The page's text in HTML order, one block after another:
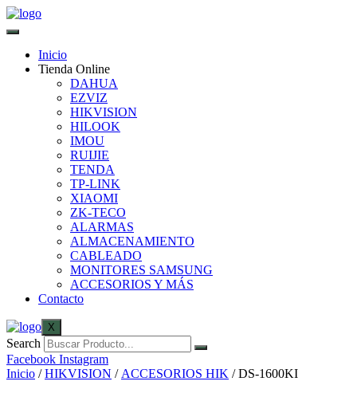
Inicio
Tienda Online
DAHUA
EZVIZ
HIKVISION
HILOOK
IMOU
RUIJIE
TENDA
TP-LINK
XIAOMI
ZK-TECO
ALARMAS
ALMACENAMIENTO
CABLEADO
MONITORES SAMSUNG
ACCESORIOS Y MÁS
Contacto
X
Search
Facebook Instagram
Inicio /HIKVISION / ACCESORIOS HIK / DS-1600KI